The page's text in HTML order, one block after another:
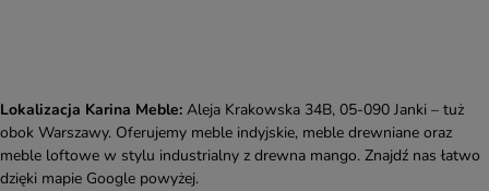
Lokalizacja Karina Meble: Aleja Krakowska 34B, 05-090 Janki – tuż
obok Warszawy. Oferujemy meble indyjskie, meble drewniane oraz
meble loftowe w stylu industrialny z drewna mango. Znajdź nas łatwo
dzięki mapie Google powyżej.